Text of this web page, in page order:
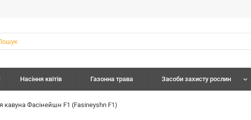
Насіння квітів Газонна трава Засоби захисту рослин
кавуна Фасінейшн F1 (Fasineyshn F1)